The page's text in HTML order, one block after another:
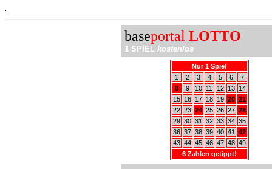
baseportal LOTTO
1 SPIEL kostenlos
Nur 1 Spiel
1
2 3 4 5 6
7
8
9 10 11 12 13
14
15
16 17 18 19 20 21
22 23 24 25 26 27 28
29 30 31 32 33 34 35
36 37 38 39 40 41
42
43 44 45 46 47 48 49
6 Zahlen getippt!